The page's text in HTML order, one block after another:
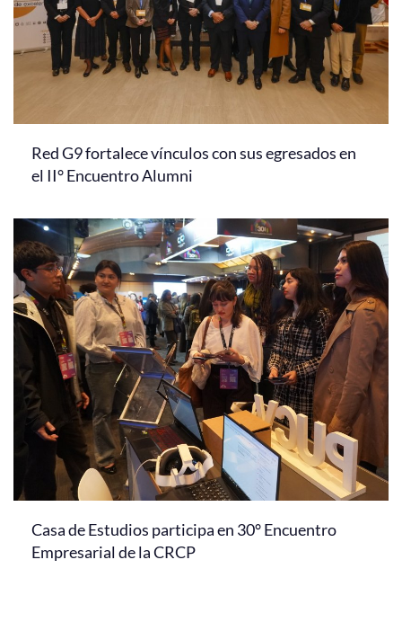
Red G9 fortalece vínculos con sus egresados en
el II° Encuentro Alumni
Casa de Estudios participa en 30° Encuentro
Empresarial de la CRCP